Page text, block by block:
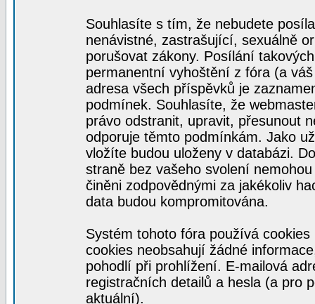
Souhlasíte s tím, že nebudete
nenávistné, zastrašující, sexuálně
porušovat zákony. Posílání
permanentní vyhoštění z fóra (a
adresa všech příspěvků je
podmínek. Souhlasíte, že
právo odstranit, upravit, přesunout
odporuje těmto podmínkám. Jako
vložíte budou uloženy v databázi.
straně bez vašeho svolení
činěni zodpovědnými za jakékoliv
data budou kompromitována.
Systém tohoto fóra používá
cookies neobsahují žádné
pohodlí při prohlížení. E-mailová
registračních detailů a hesla (a pro
aktuální).